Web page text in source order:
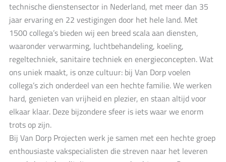
technische dienstensector in Nederland, met meer dan 35
jaar ervaring en 22 vestigingen door het hele land. Met
1500 collega’s bieden wij een breed scala aan diensten,
waaronder verwarming, luchtbehandeling, koeling,
regeltechniek, sanitaire techniek en energieconcepten. Wat
ons uniek maakt, is onze cultuur: bij Van Dorp voelen
collega’s zich onderdeel van een hechte familie. We werken
hard, genieten van vrijheid en plezier, en staan altijd voor
elkaar klaar. Deze bijzondere sfeer is iets waar we enorm
trots op zijn.
Bij Van Dorp Projecten werk je samen met een hechte groep
enthousiaste vakspecialisten die streven naar het leveren